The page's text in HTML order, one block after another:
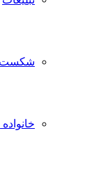
شکست
خانواده